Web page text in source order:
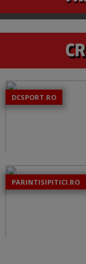
DCSPORT.RO
PARINTISIPITICI.RO